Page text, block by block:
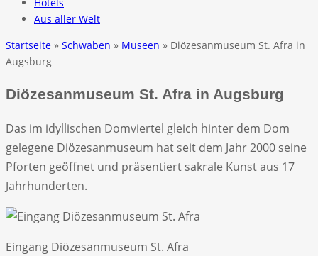
Aus aller Welt
Startseite » Schwaben » Museen » Diözesanmuseum St. Afra in
Augsburg
Diözesanmuseum St. Afra in Augsburg
Das im idyllischen Domviertel gleich hinter dem Dom
gelegene Diözesanmuseum hat seit dem Jahr 2000 seine
Pforten geöffnet und präsentiert sakrale Kunst aus 17
Jahrhunderten.
Eingang Diözesanmuseum St. Afra